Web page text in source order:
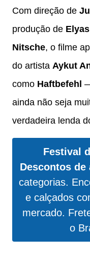
Com direção de
produção de
Nitsche, o filme
do artista Aykut
como Haftbefehl
ainda não seja
verdadeira lenda
Festival
Descontos de
categorias.
e calçados
mercado.
o